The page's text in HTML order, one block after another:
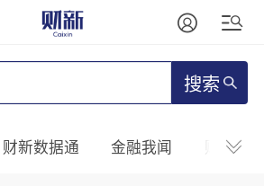
搜索
财新数据通 金融我闻 财新